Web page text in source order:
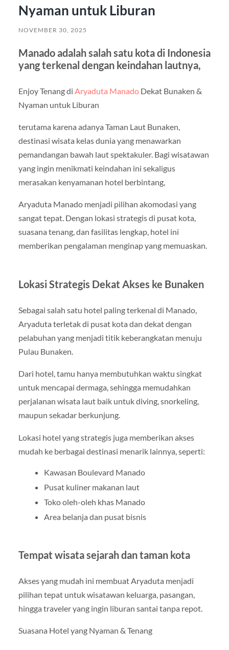
Nyaman untuk Liburan
NOVEMBER 30, 2025
Manado adalah salah satu kota di Indonesia
yang terkenal dengan keindahan lautnya,
Enjoy Tenang di Aryaduta ManadoDekat Bunaken &
Nyaman untuk Liburan
terutama karena adanya Taman Laut Bunaken,
destinasi wisata kelas dunia yang menawarkan
pemandangan bawah laut spektakuler. Bagi wisatawan
yang ingin menikmati keindahan ini sekaligus
merasakan kenyamanan hotel berbintang,
Aryaduta Manado menjadi pilihan akomodasi yang
sangat tepat. Dengan lokasi strategis di pusat kota,
suasana tenang, dan fasilitas lengkap, hotel ini
memberikan pengalaman menginap yang memuaskan.
Lokasi Strategis Dekat Akses ke Bunaken
Sebagai salah satu hotel paling terkenal di Manado,
Aryaduta terletak di pusat kota dan dekat dengan
pelabuhan yang menjadi titik keberangkatan menuju
Pulau Bunaken.
Dari hotel, tamu hanya membutuhkan waktu singkat
untuk mencapai dermaga, sehingga memudahkan
perjalanan wisata laut baik untuk diving, snorkeling,
maupun sekadar berkunjung.
Lokasi hotel yang strategis juga memberikan akses
mudah ke berbagai destinasi menarik lainnya, seperti:
Kawasan Boulevard Manado
Pusat kuliner makanan laut
Toko oleh-oleh khas Manado
Area belanja dan pusat bisnis
Tempat wisata sejarah dan taman kota
Akses yang mudah ini membuat Aryaduta menjadi
pilihan tepat untuk wisatawan keluarga, pasangan,
hingga traveler yang ingin liburan santai tanpa repot.
Suasana Hotel yang Nyaman & Tenang